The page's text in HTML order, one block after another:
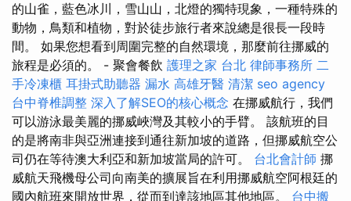
的山雀，藍色冰川，雪山山，北燈的獨特現象，一種特殊的
動物，鳥類和植物，對於徒步旅行者來說總是很長一段時
間。 如果您想看到周圍完整的自然環境，那麼前往挪威的
旅程是必須的。 - 聚會餐飲 護理之家 台北 律師事務所 二
手冷凍櫃 耳掛式助聽器 漏水 高雄牙醫 清潔 seo agency
台中脊椎調整 深入了解SEO的核心概念 在挪威航行，我們
可以游泳最美麗的挪威峽灣及其較小的手臂。 該航班的目
的是將南非與亞洲連接到通往新加坡的道路，但挪威航空公
司仍在等待澳大利亞和新加坡當局的許可。 台北會計師 挪
威航天飛機母公司向南美的擴展旨在利用挪威航空阿根廷的
國內航班來開放世界，從而到達該地區其他地區。 台中搬